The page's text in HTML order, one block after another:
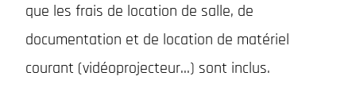
que les frais de location de salle, de
documentation et de location de matériel
courant (vidéoprojecteur…) sont inclus.